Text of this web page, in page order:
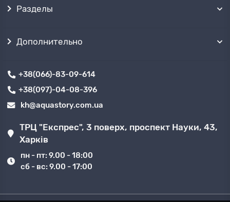
Разделы
Дополнительно
+38(066)-83-09-614
+38(097)-04-08-396
kh@aquastory.com.ua
ТРЦ "Експрес", 3 поверх, проспект Науки, 43,
Харків
пн - пт: 9.00 - 18:00
сб - вс: 9.00 - 17:00